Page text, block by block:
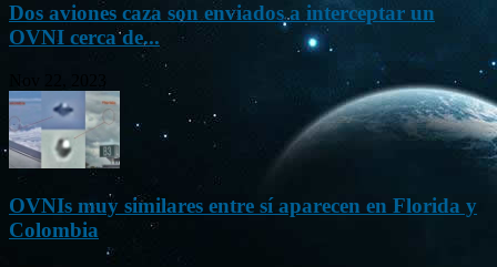
Dos aviones caza son enviados a interceptar un
OVNI cerca de...
OVNIs muy similares entre sí aparecen en Florida y
Colombia